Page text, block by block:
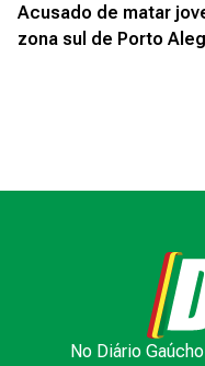
Acusado de matar
zona sul de Porto
No Diário